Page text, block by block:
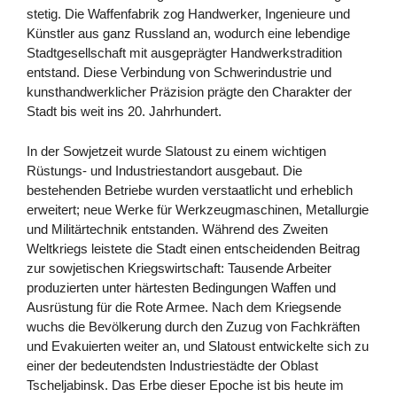
stetig. Die Waffenfabrik zog Handwerker, Ingenieure und
Künstler aus ganz Russland an, wodurch eine lebendige
Stadtgesellschaft mit ausgeprägter Handwerkstradition
entstand. Diese Verbindung von Schwerindustrie und
kunsthandwerklicher Präzision prägte den Charakter der
Stadt bis weit ins 20. Jahrhundert.
In der Sowjetzeit wurde Slatoust zu einem wichtigen
Rüstungs- und Industriestandort ausgebaut. Die
bestehenden Betriebe wurden verstaatlicht und erheblich
erweitert; neue Werke für Werkzeugmaschinen, Metallurgie
und Militärtechnik entstanden. Während des Zweiten
Weltkriegs leistete die Stadt einen entscheidenden Beitrag
zur sowjetischen Kriegswirtschaft: Tausende Arbeiter
produzierten unter härtesten Bedingungen Waffen und
Ausrüstung für die Rote Armee. Nach dem Kriegsende
wuchs die Bevölkerung durch den Zuzug von Fachkräften
und Evakuierten weiter an, und Slatoust entwickelte sich zu
einer der bedeutendsten Industriestädte der Oblast
Tscheljabinsk. Das Erbe dieser Epoche ist bis heute im